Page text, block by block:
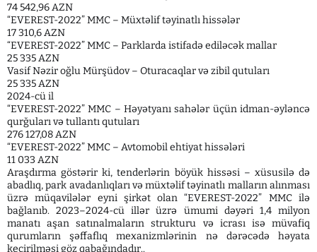
74 542,96 AZN
“EVEREST-2022” MMC – Müxtəlif təyinatlı hissələr
17 310,6 AZN
“EVEREST-2022” MMC – Parklarda istifadə ediləcək mallar
25 335 AZN
Vasif Nəzir oğlu Mürşüdov – Oturacaqlar və zibil qutuları
25 335 AZN
2024-cü il
“EVEREST-2022” MMC – Həyətyanı sahələr üçün idman-əyləncə
qurğuları və tullantı qutuları
276 127,08 AZN
“EVEREST-2022” MMC – Avtomobil ehtiyat hissələri
11 033 AZN
Araşdırma göstərir ki, tenderlərin böyük hissəsi – xüsusilə də
abadlıq, park avadanlıqları və müxtəlif təyinatlı malların alınması
üzrə müqavilələr eyni şirkət olan “EVEREST-2022” MMC ilə
bağlanıb. 2023–2024-cü illər üzrə ümumi dəyəri 1,4 milyon
manatı aşan satınalmaların strukturu və icrası isə müvafiq
qurumların şəffaflıq mexanizmlərinin nə dərəcədə həyata
keçirilməsi göz qabağındadır..